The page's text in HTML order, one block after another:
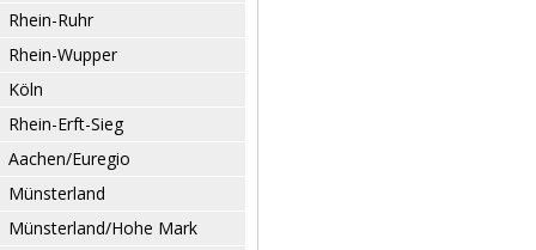
Rhein-Ruhr
Rhein-Wupper
Köln
Rhein-Erft-Sieg
Aachen/Euregio
Münsterland
Münsterland/Hohe Mark